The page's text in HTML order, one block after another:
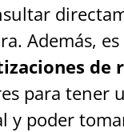
Además,
de
para tener
y poder